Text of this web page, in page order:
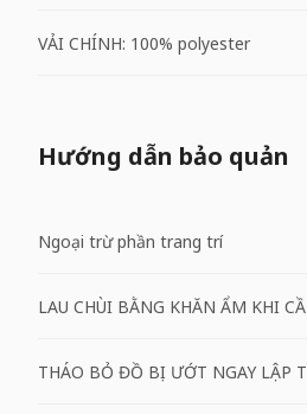
VẢI CHÍNH: 100% polyester
Hướng dẫn bảo quản
Ngoại trừ phần trang trí
LAU CHÙI BẰNG KHĂN ẨM KHI
THÁO BỎ ĐỒ BỊ ƯỚT NGAY LẬP